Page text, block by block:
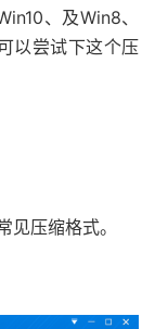
、及Win8、
以尝试下这个压
见压缩格式。